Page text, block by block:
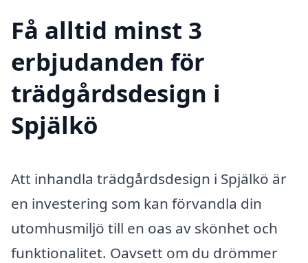
Få alltid minst 3
erbjudanden för
trädgårdsdesign i
Spjälkö
Att inhandla trädgårdsdesign i Spjälkö är
en investering som kan förvandla din
utomhusmiljö till en oas av skönhet och
funktionalitet. Oavsett om du drömmer